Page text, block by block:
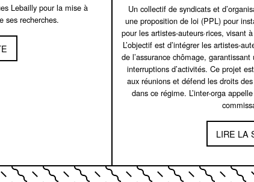
Lebailly pour la mise à
ses recherches.
Un collectif de syndicats et
une proposition de loi (PPL) pour
pour les artistes-auteurs·rices, visant
L’objectif est d’intégrer les artistes-
de l’assurance chômage,
interruptions d’activités. Ce projet
aux réunions et défend les droits
dans ce régime. L’inter-orga
LIRE LA